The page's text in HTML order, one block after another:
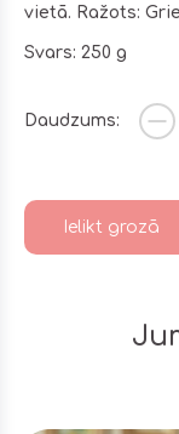
vietā. Ražots:
Svars: 250 g
Daudzums:
Ielikt grozā